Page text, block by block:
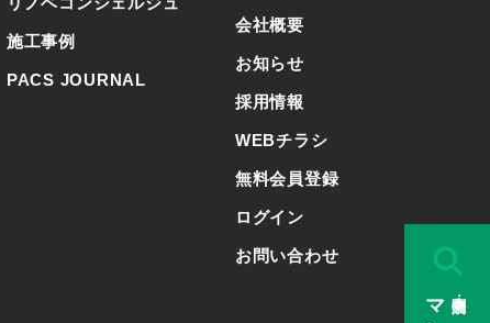
販売中・公開済み
施工事例
PACS JOURNAL
会社概要
お知らせ
採用情報
WEBチラシ
無料会員登録
ログイン
お問い合わせ